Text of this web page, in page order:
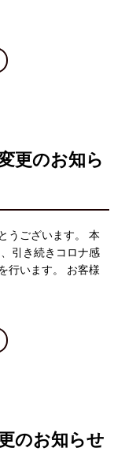
更のお知ら
うございます。 本
引き続きコロナ感
行います。 お客様
のお知らせ